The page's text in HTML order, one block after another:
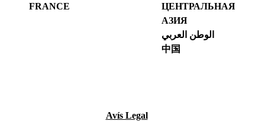
FRANCE
ЦЕНТРАЛЬНАЯ
АЗИЯ
الوطن العربي
中国
Avís Legal